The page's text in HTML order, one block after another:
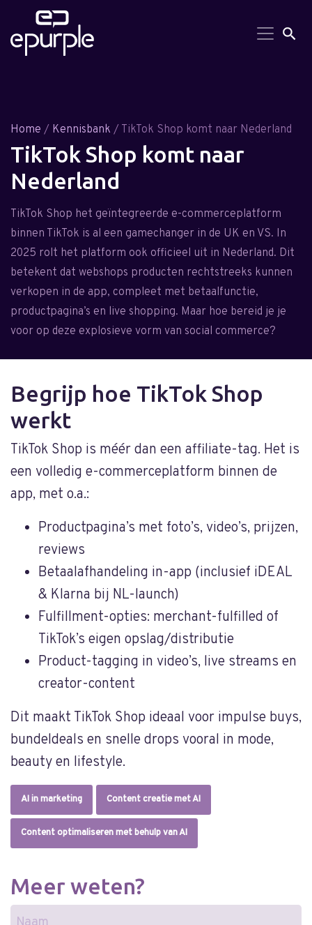
Home / Kennisbank / TikTok Shop komt naar Nederland
TikTok Shop komt naar
Nederland
TikTok Shop het geïntegreerde e-commerceplatform
binnen TikTok is al een gamechanger in de UK en VS. In
2025 rolt het platform ook officieel uit in Nederland. Dit
betekent dat webshops producten rechtstreeks kunnen
verkopen in de app, compleet met betaalfunctie,
product­pagina’s en live shopping. Maar hoe bereid je je
voor op deze explosieve vorm van social commerce?
Begrijp hoe TikTok Shop
werkt
TikTok Shop is méér dan een affiliate-tag. Het is
een volledig e-commerceplatform binnen de
app, met o.a.:
Productpagina’s met foto’s, video’s, prijzen,
reviews
Betaalafhandeling in-app (inclusief iDEAL
& Klarna bij NL-launch)
Fulfillment-opties: merchant-fulfilled of
TikTok’s eigen opslag/distributie
Product-tagging in video’s, live streams en
creator-content
Dit maakt TikTok Shop ideaal voor impulse buys,
bundeldeals en snelle drops vooral in mode,
beauty en lifestyle.
AI in marketing Content creatie met AI
Content optimaliseren met behulp van AI
Meer weten?
Naam